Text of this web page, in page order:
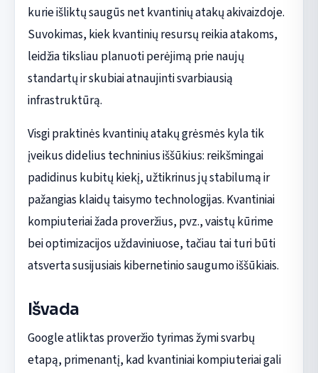
kurie išliktų saugūs net kvantinių atakų akivaizdoje.
Suvokimas, kiek kvantinių resursų reikia atakoms,
leidžia tiksliau planuoti perėjimą prie naujų
standartų ir skubiai atnaujinti svarbiausią
infrastruktūrą.
Visgi praktinės kvantinių atakų grėsmės kyla tik
įveikus didelius techninius iššūkius: reikšmingai
padidinus kubitų kiekį, užtikrinus jų stabilumą ir
pažangias klaidų taisymo technologijas. Kvantiniai
kompiuteriai žada proveržius, pvz., vaistų kūrime
bei optimizacijos uždaviniuose, tačiau tai turi būti
atsverta susijusiais kibernetinio saugumo iššūkiais.
Išvada
Google atliktas proveržio tyrimas žymi svarbų
etapą, primenantį, kad kvantiniai kompiuteriai gali